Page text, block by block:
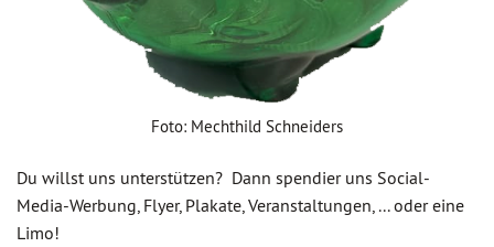
Foto: Mechthild Schneiders
Du willst uns unterstützen? Dann spendier uns Social-
Media-Werbung, Flyer, Plakate, Veranstaltungen, ... oder eine
Limo!